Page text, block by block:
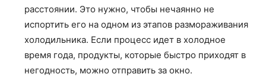
расстоянии. Это нужно, чтобы нечаянно не
испортить его на одном из этапов размораживания
холодильника. Если процесс идет в холодное
время года, продукты, которые быстро приходят в
негодность, можно отправить за окно.